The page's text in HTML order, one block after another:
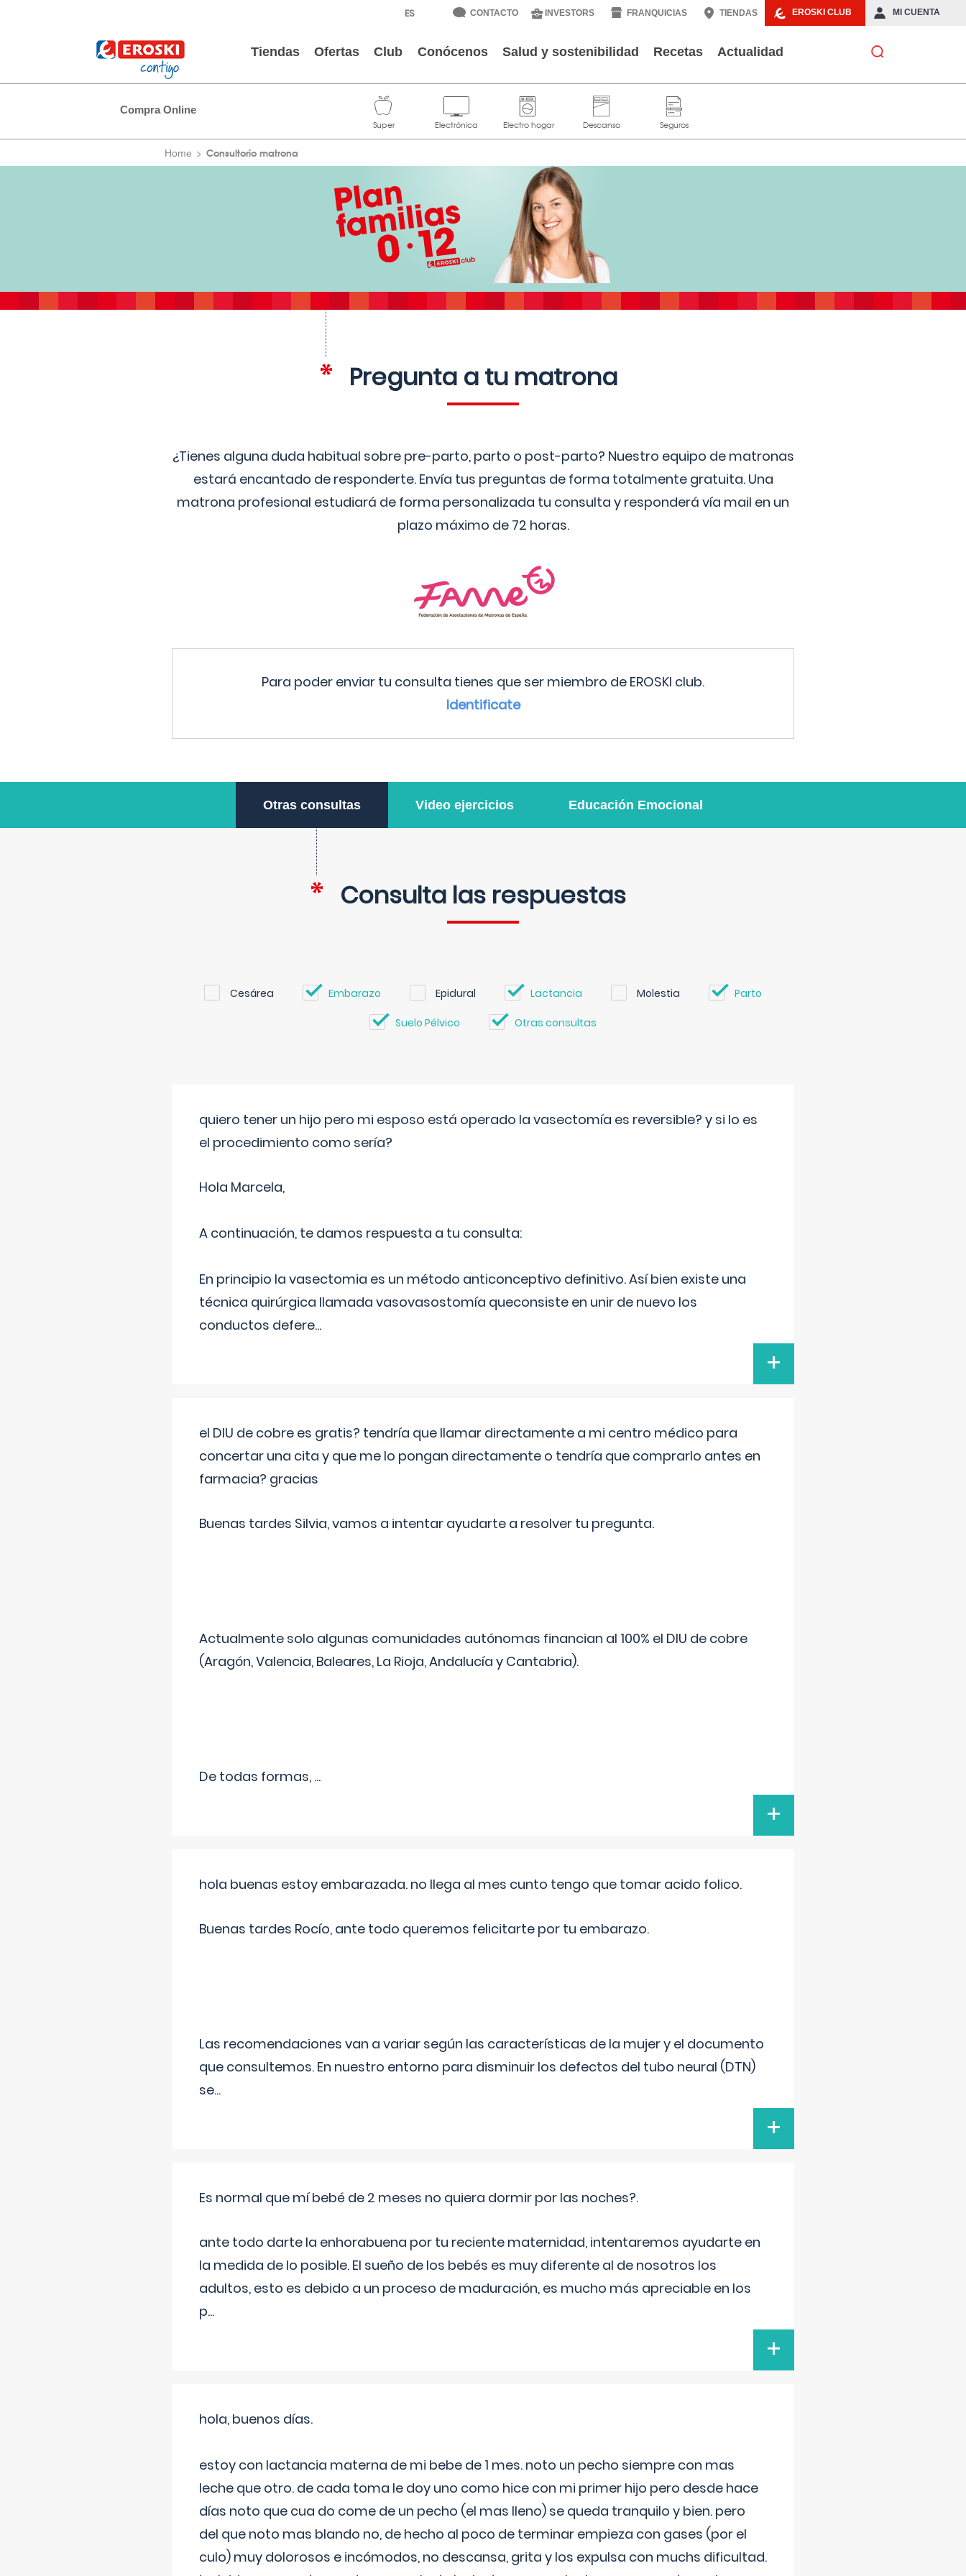
EROSKI CLUB MI CUENTA
CONTACTO INVESTORS FRANQUICIAS TIENDAS
Tiendas Ofertas Club Conócenos Salud y sostenibilidad Recetas Actualidad
Compra Online
Home Consultorio matrona
Pregunta a tu matrona
¿Tienes alguna duda habitual sobre pre-parto, parto o post-parto? Nuestro equipo de matronas
estará encantado de responderte. Envía tus preguntas de forma totalmente gratuita. Una
matrona profesional estudiará de forma personalizada tu consulta y responderá vía mail en un
plazo máximo de 72 horas.
Para poder enviar tu consulta tienes que ser miembro de EROSKI club.
Identificate
Otras consultas Video ejercicios Educación Emocional
Consulta las respuestas
Cesárea Embarazo Epidural Lactancia Molestia Parto
Suelo Pélvico Otras consultas
quiero tener un hijo pero mi esposo está operado la vasectomía es reversible? y si lo es
el procedimiento como sería?
Hola Marcela,
A continuación, te damos respuesta a tu consulta:
En principio la vasectomia es un método anticonceptivo definitivo. Así bien existe una
técnica quirúrgica llamada vasovasostomía queconsiste en unir de nuevo los
conductos defere...
+
el DIU de cobre es gratis? tendría que llamar directamente a mi centro médico para
concertar una cita y que me lo pongan directamente o tendría que comprarlo antes en
farmacia? gracias
Buenas tardes Silvia, vamos a intentar ayudarte a resolver tu pregunta.
Actualmente solo algunas comunidades autónomas financian al 100% el DIU de cobre
(Aragón, Valencia, Baleares, La Rioja, Andalucía y Cantabria).
De todas formas, ...
+
hola buenas estoy embarazada. no llega al mes cunto tengo que tomar acido folico.
Buenas tardes Rocío, ante todo queremos felicitarte por tu embarazo.
Las recomendaciones van a variar según las características de la mujer y el documento
que consultemos. En nuestro entorno para disminuir los defectos del tubo neural (DTN)
se...
+
Es normal que mí bebé de 2 meses no quiera dormir por las noches?.
ante todo darte la enhorabuena por tu reciente maternidad, intentaremos ayudarte en
la medida de lo posible. El sueño de los bebés es muy diferente al de nosotros los
adultos, esto es debido a un proceso de maduración, es mucho más apreciable en los
p...
+
hola, buenos días.
estoy con lactancia materna de mi bebe de 1 mes. noto un pecho siempre con mas
leche que otro. de cada toma le doy uno como hice con mi primer hijo pero desde hace
días noto que cua do come de un pecho (el mas lleno) se queda tranquilo y bien. pero
del que noto mas blando no, de hecho al poco de terminar empieza con gases (por el
culo) muy dolorosos e incómodos, no descansa, grita y los expulsa con muchs dificultad.